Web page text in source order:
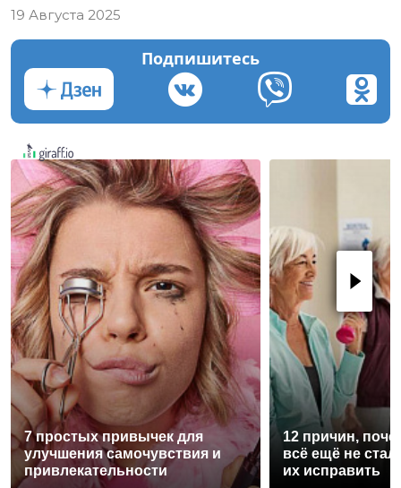
19 Августа 2025
Подпишитесь
7 простых привычек для
улучшения самочувствия и
привлекательности
12 причин,
всё ещё не
их исправить